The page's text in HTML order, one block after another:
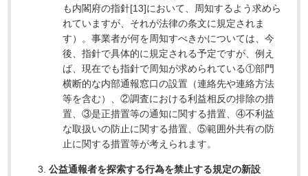
も内閣府の指針[13]において、周知するよう求めら
れていますが、それが法律の条文に規定されま
す）。事業者が何を周知すべきかについては、今
後、指針で具体的に規定される予定ですが、例え
ば、現在でも指針で周知が求められている①部門
横断的な内部通報窓口の設置（連絡先や連絡方法
等を含む）、②調査における利益相反の排除の措
置、③是正措置等の通知に関する措置、④不利益
な取扱いの防止に関する措置、⑤範囲外共有の防
止に関する措置等が考えられます。
公益通報者を探索する行為を禁止する規定の新設